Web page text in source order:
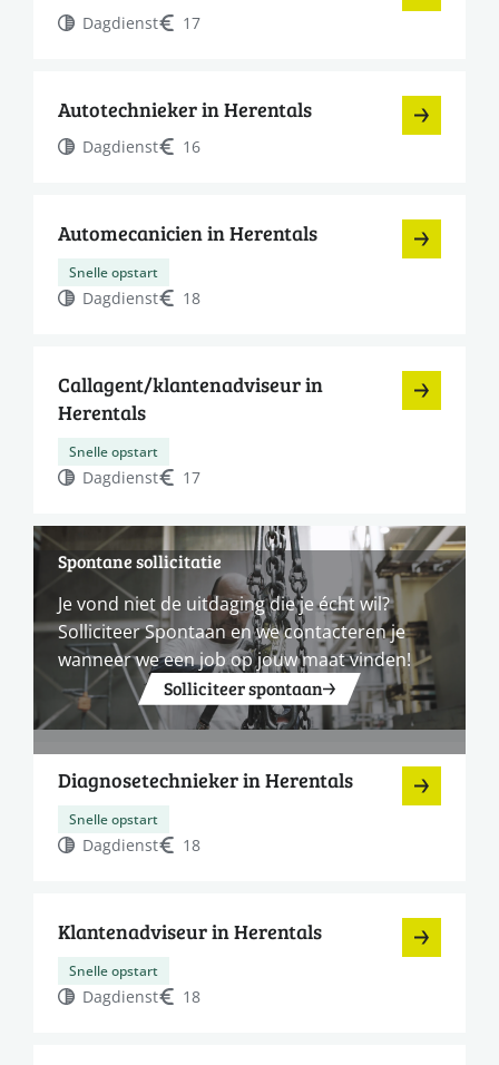
Dagdienst 17
Autotechnieker in Herentals
Dagdienst 16
Automecanicien in Herentals
Snelle opstart
Dagdienst 18
Callagent/klantenadviseur in
Herentals
Snelle opstart
Dagdienst 17
Spontane sollicitatie
Je vond niet de uitdaging die je écht wil?
Solliciteer Spontaan en we contacteren je
wanneer we een job op jouw maat vinden!
Solliciteer spontaan
Diagnosetechnieker in Herentals
Snelle opstart
Dagdienst 18
Klantenadviseur in Herentals
Snelle opstart
Dagdienst 18